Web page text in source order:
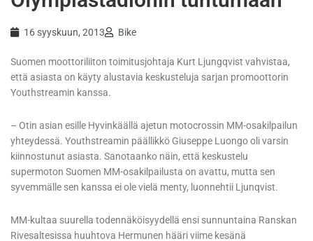
16 syyskuun, 2013 Bike
Suomen moottoriliiton toimitusjohtaja Kurt Ljungqvist vahvistaa,
että asiasta on käyty alustavia keskusteluja sarjan promoottorin
Youthstreamin kanssa.
– Otin asian esille Hyvinkäällä ajetun motocrossin MM-osakilpailun
yhteydessä. Youthstreamin päällikkö Giuseppe Luongo oli varsin
kiinnostunut asiasta. Sanotaanko näin, että keskustelu
supermoton Suomen MM-osakilpailusta on avattu, mutta sen
syvemmälle sen kanssa ei ole vielä menty, luonnehtii Ljunqvist.
MM-kultaa suurella todennäköisyydellä ensi sunnuntaina Ranskan
Rivesaltesissa huuhtova Hermunen hääri viime kesänä